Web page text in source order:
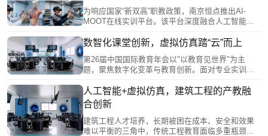
边端”一体化架构，实现多终端数据互联，赋能教师
从知识传授者向学习设计师转型。
为响应国家“新双高”职教政策，南京恒点推出AI-
MOOT在线实训平台。该平台深度融合人工智能与
设计实训项目等功能，破解传统教育困境。其核心
践训练的完整闭环，并确保与国家级平台互通，旨
在赋能职业教育高质量、个性化发展，培养符合时
数智化课堂创新，虚拟仿真踏“云”而上
第26届中国国际教育年会以"以教育见世界"为主
题，聚焦数字化变革与教育创新。面对专业实训高
虚拟仿真解决方案，开发XR工作站、MR沙盘等硬
件，构建"虚实结合"教学环境。通过VRC-Editor零代
码工具实现资源自主开发，结合AI技术实现个性化
教学。虚拟仿真技术正从辅助手段升级为教育新基
建核心，推动教育数字化转型。
人工智能+虚拟仿真，建筑工程的产教融
合创新
建筑工程人才培养，长期被困在成本、安全和效果
难以平衡的三角中，传统工程教育面临多重瓶颈。